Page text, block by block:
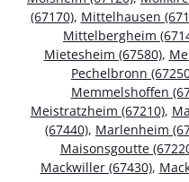
(67170), Mittelhausen
Mittelbergheim
Mietesheim (67580),
Pechelbronn
Memmelshoffen
Meistratzheim (67210),
(67440), Marlenheim
Maisonsgoutte
Mackwiller (67430),